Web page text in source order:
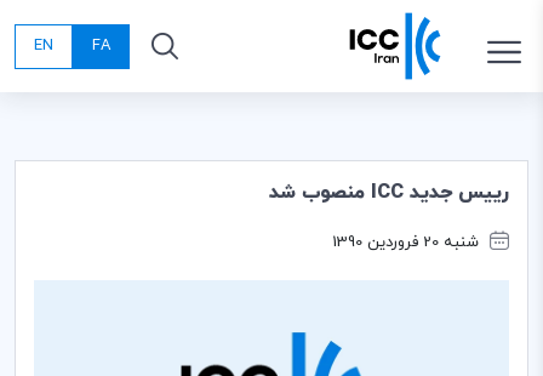
FA
EN
رییس جدید ICC منصوب شد
شنبه 20 فروردین 1390